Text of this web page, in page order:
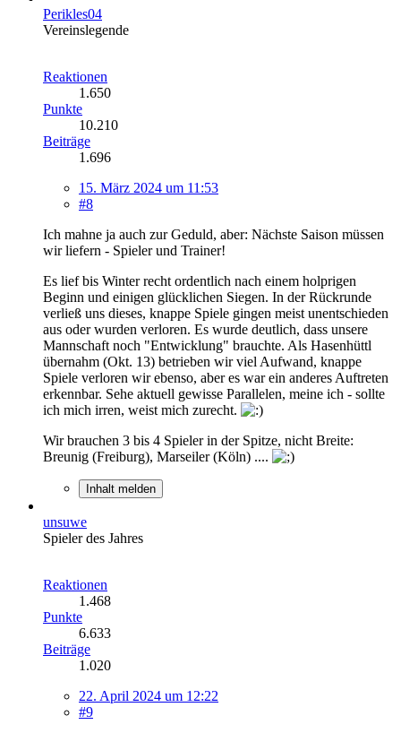
Perikles04
Vereinslegende
Reaktionen
1.650
Punkte
10.210
Beiträge
1.696
15. März 2024 um 11:53
#8
Ich mahne ja auch zur Geduld, aber: Nächste Saison müssen
wir liefern - Spieler und Trainer!
Es lief bis Winter recht ordentlich nach einem holprigen
Beginn und einigen glücklichen Siegen. In der Rückrunde
verließ uns dieses, knappe Spiele gingen meist unentschieden
aus oder wurden verloren. Es wurde deutlich, dass unsere
Mannschaft noch "Entwicklung" brauchte. Als Hasenhüttl
übernahm (Okt. 13) betrieben wir viel Aufwand, knappe
Spiele verloren wir ebenso, aber es war ein anderes Auftreten
erkennbar. Sehe aktuell gewisse Parallelen, meine ich - sollte
ich mich irren, weist mich zurecht.
Wir brauchen 3 bis 4 Spieler in der Spitze, nicht Breite:
Breunig (Freiburg), Marseiler (Köln) ....
Inhalt melden
unsuwe
Spieler des Jahres
Reaktionen
1.468
Punkte
6.633
Beiträge
1.020
22. April 2024 um 12:22
#9